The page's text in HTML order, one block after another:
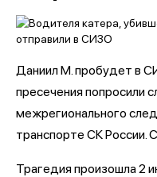
Даниил М. пробудет в
пресечения попросили
межрегионального
транспорте СК России.
Трагедия произошла 2